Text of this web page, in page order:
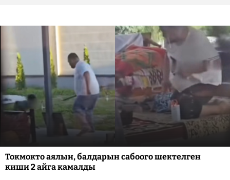
Токмокто аялын, балдарын сабоого шектелген
киши 2 айга камалды